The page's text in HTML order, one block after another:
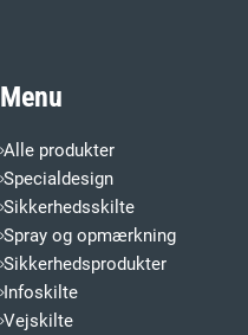
Menu
Alle produkter
Specialdesign
Sikkerhedsskilte
Spray og opmærkning
Sikkerhedsprodukter
Infoskilte
Vejskilte